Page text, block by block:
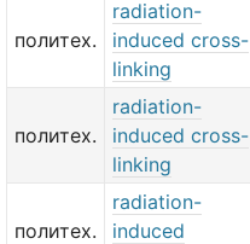
политех.
radiation-
induced cross-
linking
политех.
radiation-
induced cross-
linking
политех.
radiation-
induced